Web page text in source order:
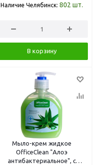
Наличие Челябинск: 802 шт.
В корзину
Мыло-крем жидкое
OfficeClean "Алоэ
антибактериальное", с